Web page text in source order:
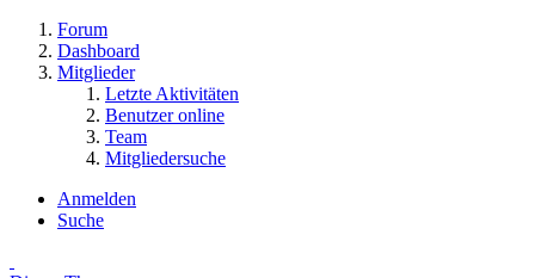
Forum
Dashboard
Mitglieder
Letzte Aktivitäten
Benutzer online
Team
Mitgliedersuche
Anmelden
Suche